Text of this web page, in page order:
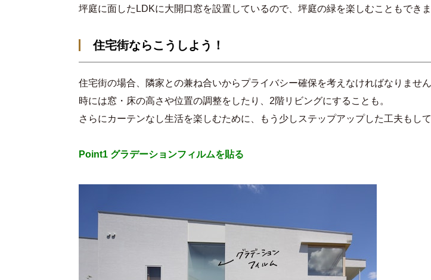
坪庭に面したLDKに大開口窓を設置しているので、坪庭の緑を楽しむこともできま
住宅街ならこうしよう！
住宅街の場合、隣家との兼ね合いからプライバシー確保を考えなければなりません
時には窓・床の高さや位置の調整をしたり、2階リビングにすることも。
さらにカーテンなし生活を楽しむために、もう少しステップアップした工夫もし
Point1 グラデーションフィルムを貼る